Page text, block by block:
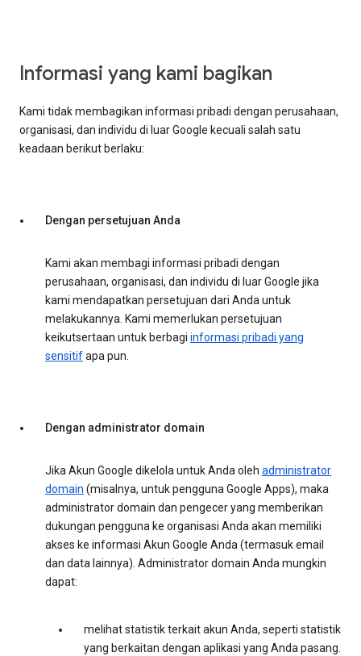
Informasi yang kami bagikan
Kami tidak membagikan informasi pribadi dengan perusahaan,
organisasi, dan individu di luar Google kecuali salah satu
keadaan berikut berlaku:
Dengan persetujuan Anda
Kami akan membagi informasi pribadi dengan
perusahaan, organisasi, dan individu di luar Google jika
kami mendapatkan persetujuan dari Anda untuk
melakukannya. Kami memerlukan persetujuan
keikutsertaan untuk berbagi informasi pribadi yang
sensitifapa pun.
Dengan administrator domain
Jika Akun Google dikelola untuk Anda oleh administrator
domain (misalnya, untuk pengguna Google Apps), maka
administrator domain dan pengecer yang memberikan
dukungan pengguna ke organisasi Anda akan memiliki
akses ke informasi Akun Google Anda (termasuk email
dan data lainnya). Administrator domain Anda mungkin
dapat:
melihat statistik terkait akun Anda, seperti statistik
yang berkaitan dengan aplikasi yang Anda pasang.